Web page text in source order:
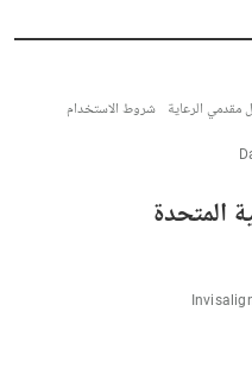
الرعاية شروط الاستخدام
المتحدة